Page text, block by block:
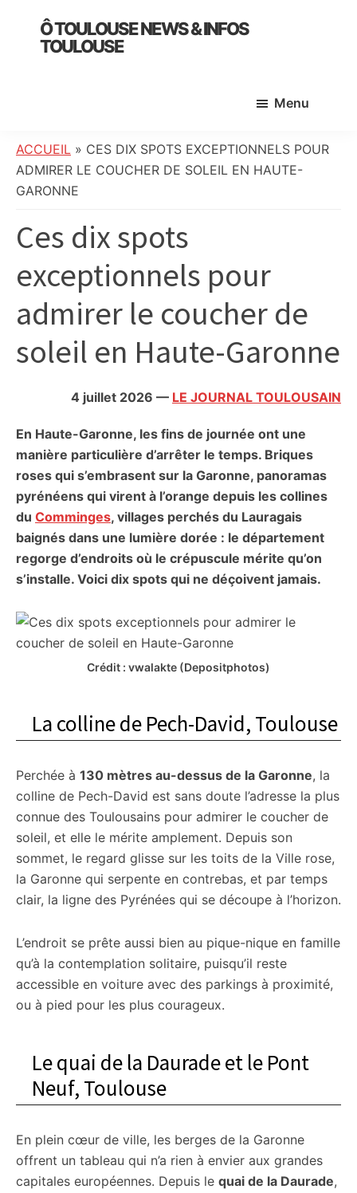
primary
Ô TOULOUSE NEWS & INFOS
TOULOUSE
:
info
locale,
culture,
politique,
météo,
divers
initiatives
Menu
ACCUEIL » CES DIX SPOTS EXCEPTIONNELS POUR
ADMIRER LE COUCHER DE SOLEIL EN HAUTE-
GARONNE
Ces dix spots
exceptionnels pour
admirer le coucher de
soleil en Haute-Garonne
4 juillet 2026 — LE JOURNAL TOULOUSAIN
En Haute-Garonne, les fins de journée ont une
manière particulière d’arrêter le temps. Briques
roses qui s’embrasent sur la Garonne, panoramas
pyrénéens qui virent à l’orange depuis les collines
du Comminges, villages perchés du Lauragais
baignés dans une lumière dorée : le département
regorge d’endroits où le crépuscule mérite qu’on
s’installe. Voici dix spots qui ne déçoivent jamais.
Crédit : vwalakte (Depositphotos)
La colline de Pech-David, Toulouse
Perchée à 130 mètres au-dessus de la Garonne, la
colline de Pech-David est sans doute l’adresse la plus
connue des Toulousains pour admirer le coucher de
soleil, et elle le mérite amplement. Depuis son
sommet, le regard glisse sur les toits de la Ville rose,
la Garonne qui serpente en contrebas, et par temps
clair, la ligne des Pyrénées qui se découpe à l’horizon.
L’endroit se prête aussi bien au pique-nique en famille
qu’à la contemplation solitaire, puisqu’il reste
accessible en voiture avec des parkings à proximité,
ou à pied pour les plus courageux.
Le quai de la Daurade et le Pont
Neuf, Toulouse
En plein cœur de ville, les berges de la Garonne
offrent un tableau qui n’a rien à envier aux grandes
capitales européennes. Depuis le quai de la Daurade,